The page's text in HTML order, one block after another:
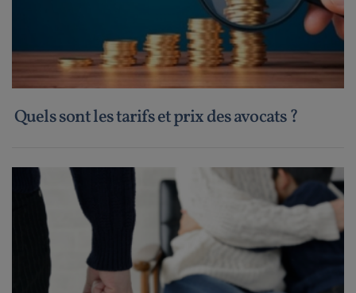
Quels sont les tarifs et prix des avocats ?